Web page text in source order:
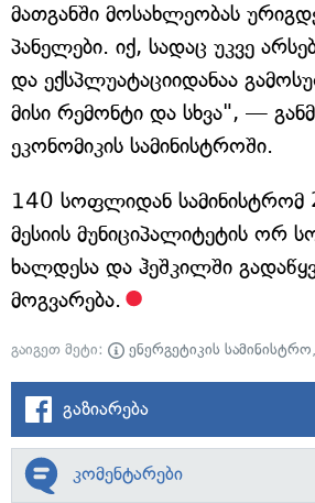
მათგანში მოსახლეობას
პანელები. იქ, სადაც უკვე
და ექსპლუატაციიდანაა
მისი რემონტი და სხვა", —
ეკონომიკის სამინისტროში.
140 სოფლიდან
მესიის მუნიციპალიტეტის ორ
ხალდესა და ჰეშკილში
მოგვარება.
გაიგეთ მეტი: ენერგეტიკის სამინისტრო,
გაზიარება
კომენტარები